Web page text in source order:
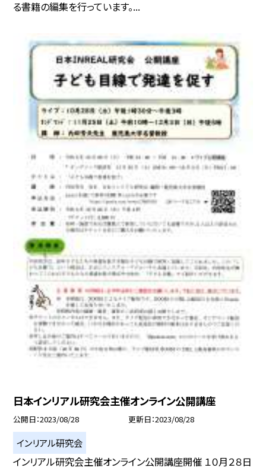
る書籍の編集を行っています。...
日本インリアル研究会主催オンライン公開講座
公開日 2023/08/28 更新日 2023/08/28
インリアル研究会
インリアル研究会主催オンライン公開講座開催 １０月２８日